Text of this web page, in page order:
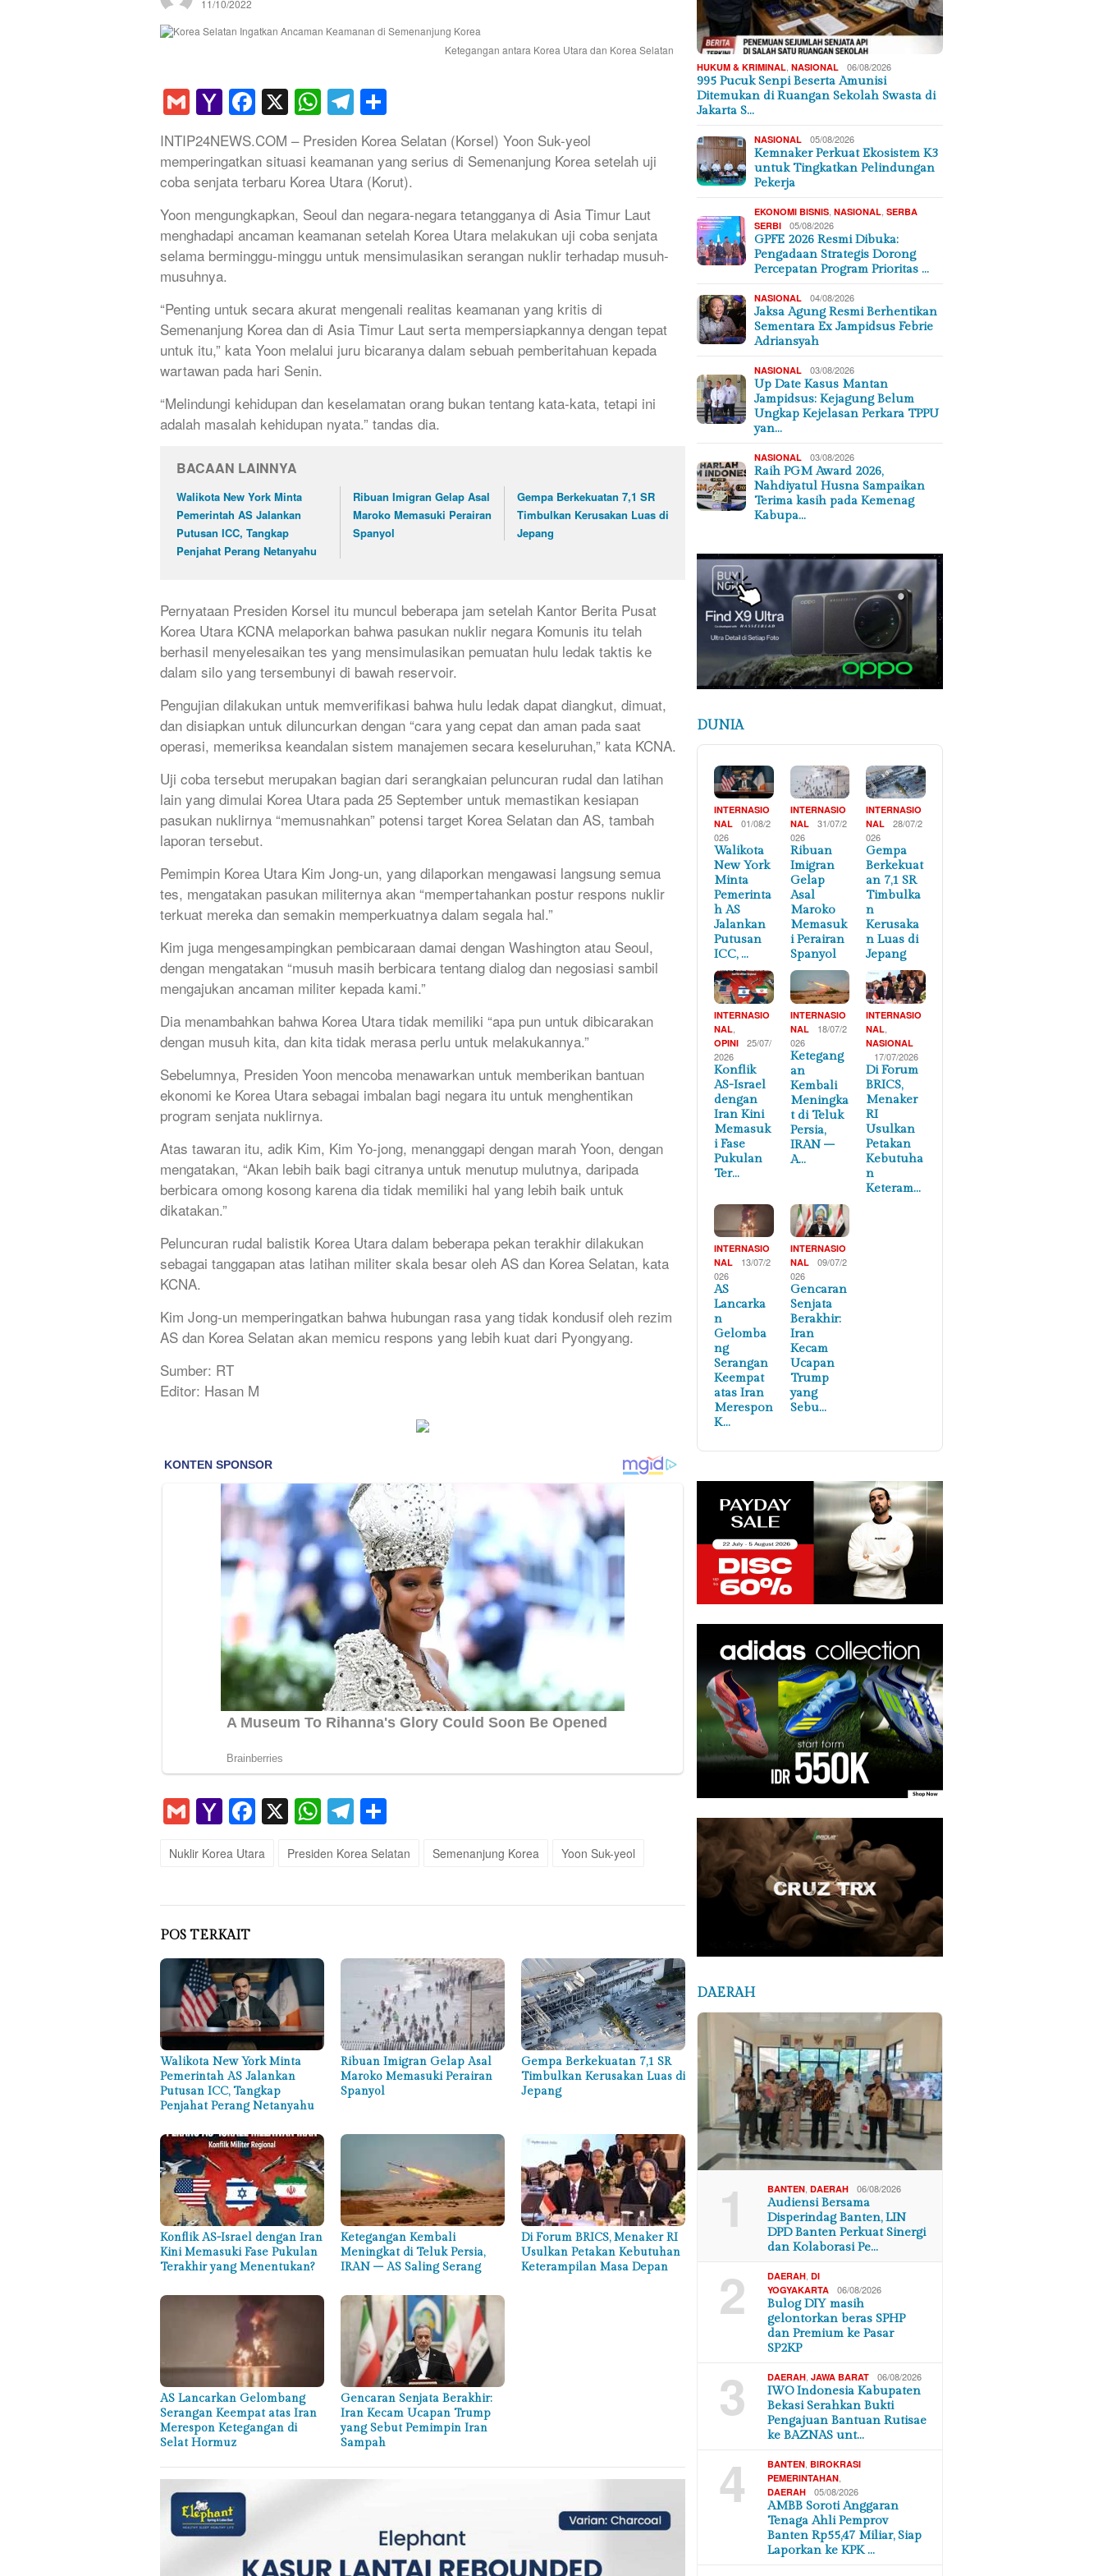
11/10/2022
Ketegangan antara Korea Utara dan Korea Selatan
GmailYahoo
Mail
Facebook
X WhatsApp
Telegram
INTIP24NEWS.COM – Presiden Korea Selatan (Korsel) Yoon Suk-yeol
memperingatkan situasi keamanan yang serius di Semenanjung Korea setelah uji
coba senjata terbaru Korea Utara (Korut).
Yoon mengungkapkan, Seoul dan negara-negara tetangganya di Asia Timur Laut
menghadapi ancaman keamanan setelah Korea Utara melakukan uji coba senjata
selama berminggu-minggu untuk mensimulasikan serangan nuklir terhadap musuh-
musuhnya.
“Penting untuk secara akurat mengenali realitas keamanan yang kritis di
Semenanjung Korea dan di Asia Timur Laut serta mempersiapkannya dengan tepat
untuk itu,” kata Yoon melalui juru bicaranya dalam sebuah pemberitahuan kepada
wartawan pada hari Senin.
“Melindungi kehidupan dan keselamatan orang bukan tentang kata-kata, tetapi ini
adalah masalah kehidupan nyata.” tandas dia.
BACAAN LAINNYA
Walikota New York Minta
Pemerintah AS Jalankan
Putusan ICC, Tangkap
Penjahat Perang Netanyahu
Ribuan Imigran Gelap Asal
Maroko Memasuki Perairan
Spanyol
Gempa Berkekuatan 7,1 SR
Timbulkan Kerusakan Luas di
Jepang
Pernyataan Presiden Korsel itu muncul beberapa jam setelah Kantor Berita Pusat
Korea Utara KCNA melaporkan bahwa pasukan nuklir negara Komunis itu telah
berhasil menyelesaikan tes yang mensimulasikan pemuatan hulu ledak taktis ke
dalam silo yang tersembunyi di bawah reservoir.
Pengujian dilakukan untuk memverifikasi bahwa hulu ledak dapat diangkut, dimuat,
dan disiapkan untuk diluncurkan dengan “cara yang cepat dan aman pada saat
operasi, memeriksa keandalan sistem manajemen secara keseluruhan,” kata KCNA.
Uji coba tersebut merupakan bagian dari serangkaian peluncuran rudal dan latihan
lain yang dimulai Korea Utara pada 25 September untuk memastikan kesiapan
pasukan nuklirnya “memusnahkan” potensi target Korea Selatan dan AS, tambah
laporan tersebut.
Pemimpin Korea Utara Kim Jong-un, yang dilaporkan mengawasi langsung semua
tes, mengatakan pasukan militernya akan “mempertahankan postur respons nuklir
terkuat mereka dan semakin memperkuatnya dalam segala hal.”
Kim juga mengesampingkan pembicaraan damai dengan Washington atau Seoul,
dengan mengatakan “musuh masih berbicara tentang dialog dan negosiasi sambil
mengajukan ancaman militer kepada kami.”
Dia menambahkan bahwa Korea Utara tidak memiliki “apa pun untuk dibicarakan
dengan musuh kita, dan kita tidak merasa perlu untuk melakukannya.”
Sebelumnya, Presiden Yoon mencoba menawarkan untuk memberikan bantuan
ekonomi ke Korea Utara sebagai imbalan bagi negara itu untuk menghentikan
program senjata nuklirnya.
Atas tawaran itu, adik Kim, Kim Yo-jong, menanggapi dengan marah Yoon, dengan
mengatakan, “Akan lebih baik bagi citranya untuk menutup mulutnya, daripada
berbicara omong kosong karena dia tidak memiliki hal yang lebih baik untuk
dikatakan.”
Peluncuran rudal balistik Korea Utara dalam beberapa pekan terakhir dilakukan
sebagai tanggapan atas latihan militer skala besar oleh AS dan Korea Selatan, kata
KCNA.
Kim Jong-un memperingatkan bahwa hubungan rasa yang tidak kondusif oleh rezim
AS dan Korea Selatan akan memicu respons yang lebih kuat dari Pyongyang.
Sumber: RT
Editor: Hasan M
GmailYahoo
Mail
Facebook
X WhatsApp
Telegram
Nuklir Korea Utara Presiden Korea Selatan Semenanjung Korea Yoon Suk-yeol
POS TERKAIT
Walikota New York Minta
Pemerintah AS Jalankan
Putusan ICC, Tangkap
Penjahat Perang Netanyahu
Ribuan Imigran Gelap Asal
Maroko Memasuki Perairan
Spanyol
Gempa Berkekuatan 7,1 SR
Timbulkan Kerusakan Luas di
Jepang
Konflik AS-Israel dengan Iran
Kini Memasuki Fase Pukulan
Terakhir yang Menentukan?
Ketegangan Kembali
Meningkat di Teluk Persia,
IRAN – AS Saling Serang
Di Forum BRICS, Menaker RI
Usulkan Petakan Kebutuhan
Keterampilan Masa Depan
AS Lancarkan Gelombang
Serangan Keempat atas Iran
Merespon Ketegangan di
Selat Hormuz
Gencaran Senjata Berakhir:
Iran Kecam Ucapan Trump
yang Sebut Pemimpin Iran
Sampah
HUKUM & KRIMINAL ,NASIONAL 06/08/2026
995 Pucuk Senpi Beserta Amunisi
Ditemukan di Ruangan Sekolah Swasta di
Jakarta S…
NASIONAL 05/08/2026
Kemnaker Perkuat Ekosistem K3
untuk Tingkatkan Pelindungan
Pekerja
EKONOMI BISNIS ,NASIONAL ,SERBA
SERBI
05/08/2026
GPFE 2026 Resmi Dibuka:
Pengadaan Strategis Dorong
Percepatan Program Prioritas …
NASIONAL 04/08/2026
Jaksa Agung Resmi Berhentikan
Sementara Ex Jampidsus Febrie
Adriansyah
NASIONAL 03/08/2026
Up Date Kasus Mantan
Jampidsus: Kejagung Belum
Ungkap Kejelasan Perkara TPPU
yan…
NASIONAL 03/08/2026
Raih PGM Award 2026,
Nahdiyatul Husna Sampaikan
Terima kasih pada Kemenag
Kabupa…
DUNIA
INTERNASIO
NAL
01/08/2
026
Walikota
New York
Minta
Pemerinta
h AS
Jalankan
Putusan
ICC, …
INTERNASIO
NAL
31/07/2
026
Ribuan
Imigran
Gelap
Asal
Maroko
Memasuk
i Perairan
Spanyol
INTERNASIO
NAL
28/07/2
026
Gempa
Berkekuat
an 7,1 SR
Timbulka
n
Kerusaka
n Luas di
Jepang
INTERNASIO
NAL
OPINI
25/07/
2026
Konflik
AS-Israel
dengan
Iran Kini
Memasuk
i Fase
Pukulan
Ter…
INTERNASIO
NAL
18/07/2
026
Ketegang
an
Kembali
Meningka
t di Teluk
Persia,
IRAN –
A…
INTERNASIO
NAL
NASIONAL
17/07/2026
Di Forum
BRICS,
Menaker
RI
Usulkan
Petakan
Kebutuha
n
Keteram…
INTERNASIO
NAL
13/07/2
026
AS
Lancarka
n
Gelomba
ng
Serangan
Keempat
atas Iran
Merespon
K…
INTERNASIO
NAL
09/07/2
026
Gencaran
Senjata
Berakhir:
Iran
Kecam
Ucapan
Trump
yang
Sebu…
DAERAH
1 BANTEN,DAERAH 06/08/2026
Audiensi Bersama
Disperindag Banten, LIN
DPD Banten Perkuat Sinergi
dan Kolaborasi Pe…
2 DAERAH,DI
YOGYAKARTA
06/08/2026
Bulog DIY masih
gelontorkan beras SPHP
dan Premium ke Pasar
SP2KP
3 DAERAH,JAWA BARAT 06/08/2026
IWO Indonesia Kabupaten
Bekasi Serahkan Bukti
Pengajuan Bantuan Rutisae
ke BAZNAS unt…
4 BANTEN,BIROKRASI
PEMERINTAHAN,
DAERAH 05/08/2026
AMBB Soroti Anggaran
Tenaga Ahli Pemprov
Banten Rp55,47 Miliar, Siap
Laporkan ke KPK …